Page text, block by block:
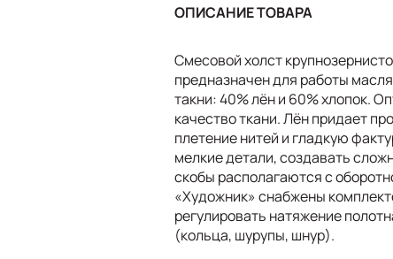
ОПИСАНИЕ ТОВАРА
Смесовой холст
предназначен для работы
такни: 40% лён и 60% хлопок.
качество ткани. Лён придает
плетение нитей и гладкую
мелкие детали, создавать
скобы располагаются с
«Художник» снабжены
регулировать натяжение
(кольца, шурупы, шнур).